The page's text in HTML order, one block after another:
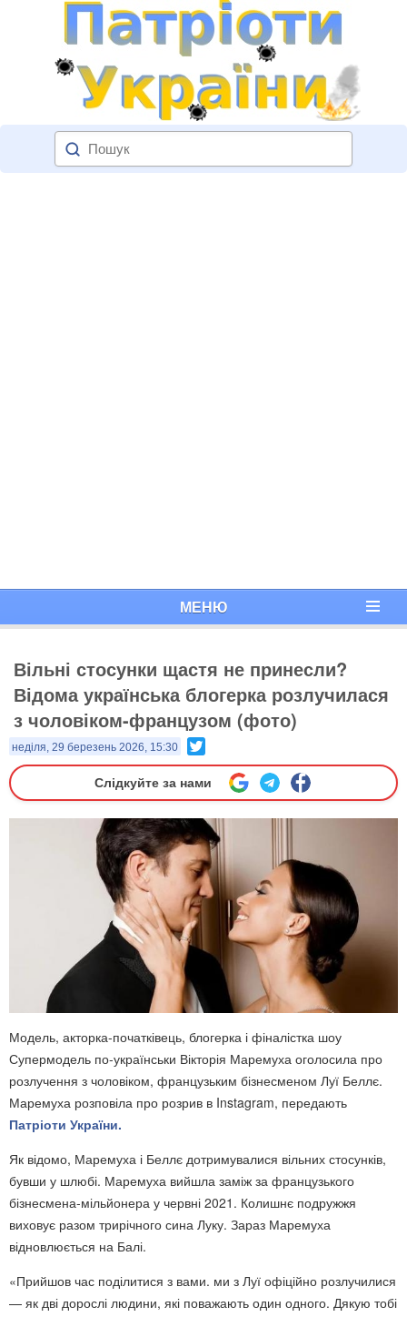
МЕНЮ
Вільні стосунки щастя не принесли?
Відома українська блогерка розлучилася
з чоловіком-французом (фото)
неділя, 29 березень 2026, 15:30
Слідкуйте за нами
Модель, акторка-початківець, блогерка і фіналістка шоу
Супермодель по-українськи Вікторія Маремуха оголосила про
розлучення з чоловіком, французьким бізнесменом Луї Беллє.
Маремуха розповіла про розрив в Instagram, передають
Патріоти України.
Як відомо, Маремуха і Беллє дотримувалися вільних стосунків,
бувши у шлюбі. Маремуха вийшла заміж за французького
бізнесмена-мільйонера у червні 2021. Колишнє подружжя
виховує разом трирічного сина Луку. Зараз Маремуха
відновлюється на Балі.
«Прийшов час поділитися з вами. ми з Луї офіційно розлучилися
— як дві дорослі людини, які поважають один одного. Дякую тобі